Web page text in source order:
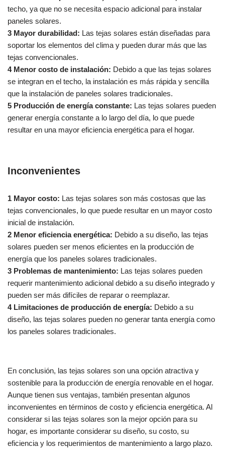
techo, ya que no se necesita espacio adicional para instalar
paneles solares.
3 Mayor durabilidad: Las tejas solares están diseñadas para
soportar los elementos del clima y pueden durar más que las
tejas convencionales.
4 Menor costo de instalación: Debido a que las tejas solares
se integran en el techo, la instalación es más rápida y sencilla
que la instalación de paneles solares tradicionales.
5 Producción de energía constante: Las tejas solares pueden
generar energía constante a lo largo del día, lo que puede
resultar en una mayor eficiencia energética para el hogar.
Inconvenientes
1 Mayor costo: Las tejas solares son más costosas que las
tejas convencionales, lo que puede resultar en un mayor costo
inicial de instalación.
2 Menor eficiencia energética: Debido a su diseño, las tejas
solares pueden ser menos eficientes en la producción de
energía que los paneles solares tradicionales.
3 Problemas de mantenimiento: Las tejas solares pueden
requerir mantenimiento adicional debido a su diseño integrado y
pueden ser más difíciles de reparar o reemplazar.
4 Limitaciones de producción de energía: Debido a su
diseño, las tejas solares pueden no generar tanta energía como
los paneles solares tradicionales.
En conclusión, las tejas solares son una opción atractiva y
sostenible para la producción de energía renovable en el hogar.
Aunque tienen sus ventajas, también presentan algunos
inconvenientes en términos de costo y eficiencia energética. Al
considerar si las tejas solares son la mejor opción para su
hogar, es importante considerar su diseño, su costo, su
eficiencia y los requerimientos de mantenimiento a largo plazo.